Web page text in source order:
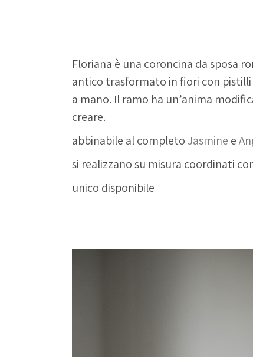
Floriana è una coroncina da sposa
antico trasformato in fiori con
a mano. Il ramo ha un’anima
creare.
abbinabile al completoJasmine e
si realizzano su misura coordinati
unico disponibile